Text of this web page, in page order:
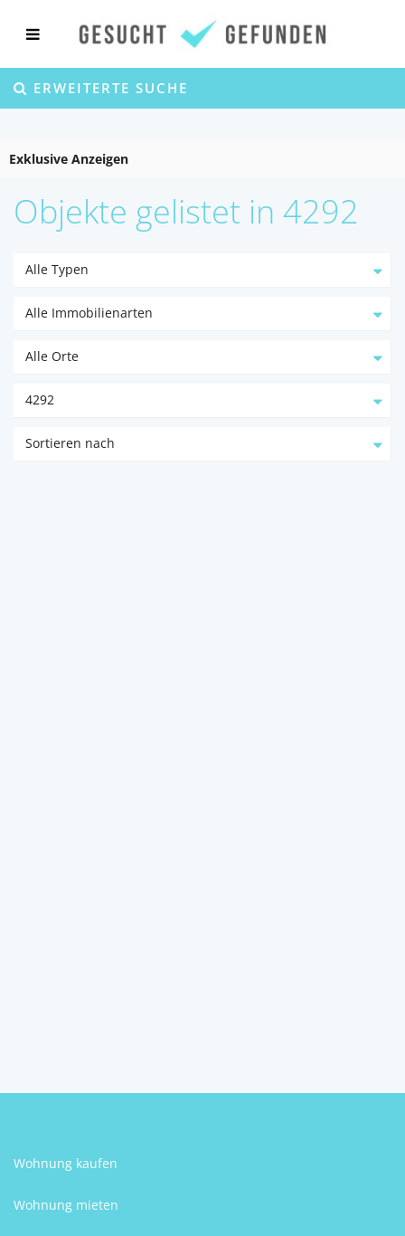
ERWEITERTE SUCHE
Exklusive Anzeigen
Objekte gelistet in 4292
Alle Typen
Alle Immobilienarten
Alle Orte
4292
Sortieren nach
Wohnung kaufen
Wohnung mieten